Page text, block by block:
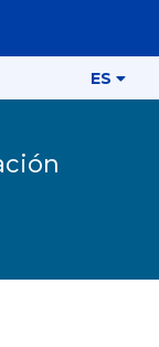
ES